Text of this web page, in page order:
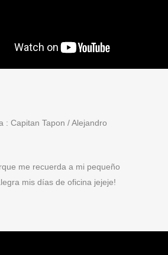
: Capitan Tapon / Alejandro
me recuerda a mi pequeño
mis días de oficina jejeje!